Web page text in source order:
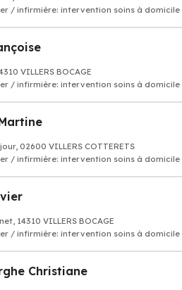
/ infirmière: intervention soins à domicile
VILLERS BOCAGE
/ infirmière: intervention soins à domicile
02600 VILLERS COTTERETS
/ infirmière: intervention soins à domicile
14310 VILLERS BOCAGE
/ infirmière: intervention soins à domicile
Christiane